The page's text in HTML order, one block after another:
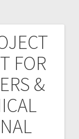
FOR
&